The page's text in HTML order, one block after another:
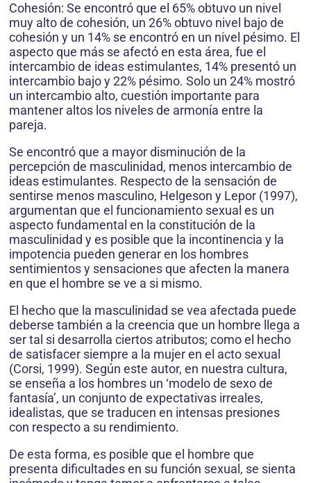
Cohesión: Se encontró que el 65% obtuvo un nivel
muy alto de cohesión, un 26% obtuvo nivel bajo de
cohesión y un 14% se encontró en un nivel pésimo. El
aspecto que más se afectó en esta área, fue el
intercambio de ideas estimulantes, 14% presentó un
intercambio bajo y 22% pésimo. Solo un 24% mostró
un intercambio alto, cuestión importante para
mantener altos los niveles de armonía entre la
pareja.
Se encontró que a mayor disminu­ción de la
percepción de masculinidad, menos intercambio de
ideas estimulantes. Respecto de la sensación de
sentirse menos masculino, Helgeson y Lepor (1997),
argumentan que el funcionamiento sexual es un
aspecto funda­mental en la constitución de la
masculinidad y es posible que la incontinencia y la
impotencia pueden generar en los hombres
sentimientos y sensaciones que afecten la manera
en que el hombre se ve a si mismo.
El hecho que la masculinidad se vea afectada puede
deberse también a la creencia que un hombre llega a
ser tal si desarrolla ciertos atributos; como el hecho
de satisfacer siempre a la mujer en el acto sexual
(Corsi, 1999). Según este autor, en nuestra cultura,
se enseña a los hombres un ‘modelo de sexo de
fantasía’, un conjunto de expectativas irreales,
idealistas, que se traducen en intensas presiones
con respecto a su rendimiento.
De esta forma, es posible que el hombre que
presenta dificultades en su función sexual, se sienta